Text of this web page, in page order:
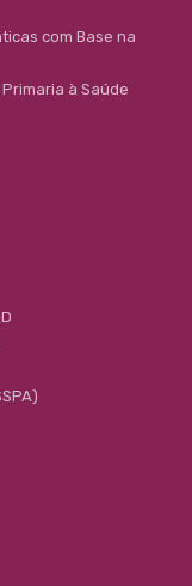
com Base na
à Saúde